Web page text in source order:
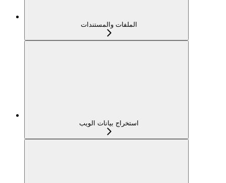
الملفات والمستندات
استخراج بيانات الويب